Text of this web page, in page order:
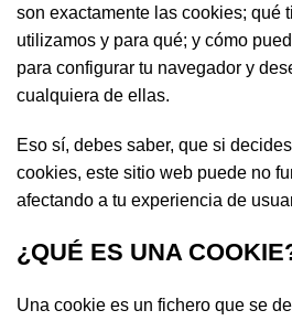
son exactamente las cookies; qué
utilizamos y para qué; y cómo
para configurar tu navegador y
cualquiera de ellas.
Eso sí, debes saber, que si
cookies, este sitio web puede no
afectando a tu experiencia de
¿QUÉ ES UNA
Una cookie es un fichero que se